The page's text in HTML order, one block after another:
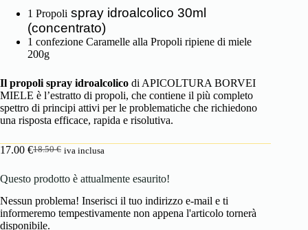
1 Propoli spray idroalcolico 30ml
(concentrato)
1 confezione Caramelle alla Propoli ripiene di miele
200g
Il propoli spray idroalcolico di APICOLTURA BORVEI
MIELE è l’estratto di propoli, che contiene il più completo
spettro di principi attivi per le problematiche che richiedono
una risposta efficace, rapida e risolutiva.
18.50€
Il
originale
18.50 €.
17.00 €Il
attuale
17.00 €.
iva inclusa
Questo prodotto è attualmente esaurito!
Nessun problema! Inserisci il tuo indirizzo e-mail e ti
informeremo tempestivamente non appena l'articolo tornerà
disponibile.